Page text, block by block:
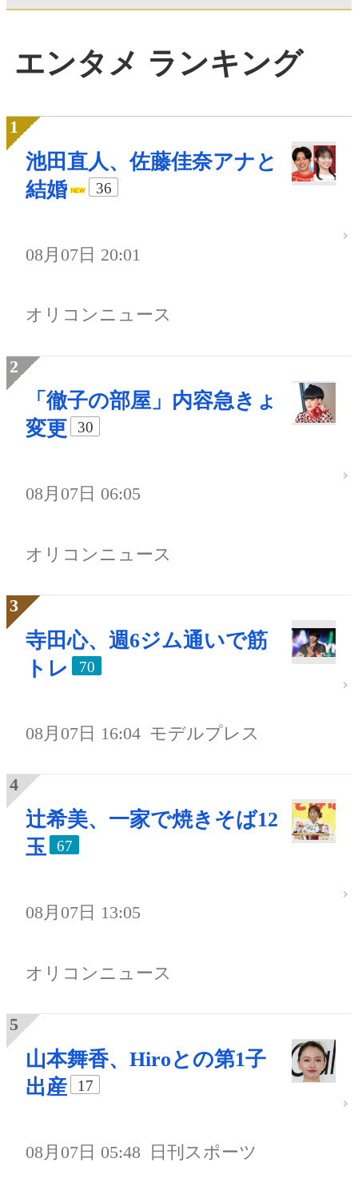
エンタメ ランキング
池田直人、佐藤佳奈アナと
結婚
36
08月07日 20:01
オリコンニュース
「徹子の部屋」内容急きょ
変更
30
08月07日 06:05
オリコンニュース
寺田心、週6ジム通いで筋
トレ
70
08月07日 16:04 モデルプレス
辻希美、一家で焼きそば12
玉
67
08月07日 13:05
オリコンニュース
山本舞香、Hiroとの第1子
出産
17
08月07日 05:48 日刊スポーツ